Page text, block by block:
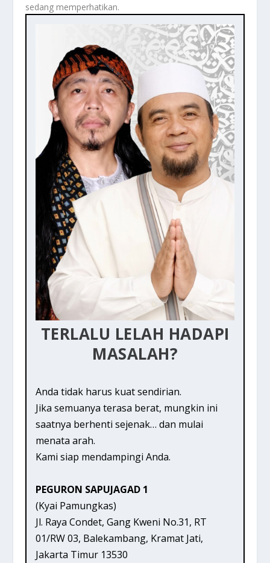
sedang memperhatikan.
TERLALU LELAH HADAPI
MASALAH?
Anda tidak harus kuat sendirian.
Jika semuanya terasa berat, mungkin ini
saatnya berhenti sejenak… dan mulai
menata arah.
Kami siap mendampingi Anda.
PEGURON SAPUJAGAD 1
(Kyai Pamungkas)
Jl. Raya Condet, Gang Kweni No.31, RT
01/RW 03, Balekambang, Kramat Jati,
Jakarta Timur 13530